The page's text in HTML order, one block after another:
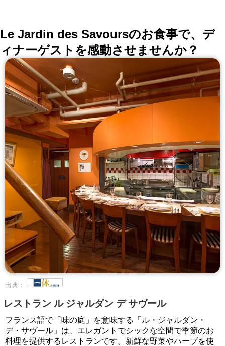
Le Jardin des Savoursのお食事で、デ
ィナーゲストを感動させませんか？
出典：
レストラン ル ジャルダン デ サヴール
フランス語で「味の庭」を意味する「ル・ジャルダン・
デ・サヴール」は、エレガントでシックな空間で季節のお
料理を提供するレストランです。新鮮な野菜やハーブを使